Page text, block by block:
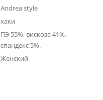
Andrea style
хаки
ПЭ 55%, вискоза 41%,
спандекс 5%.
Женский